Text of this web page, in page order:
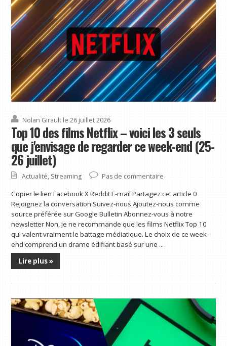
Nolan Girault le 26 juillet 2026
Top 10 des films Netflix – voici les 3 seuls
que j'envisage de regarder ce week-end (25-
26 juillet)
Actualité, Streaming Pas de commentaire
Copier le lien Facebook X Reddit E-mail Partagez cet article 0
Rejoignez la conversation Suivez-nous Ajoutez-nous comme
source préférée sur Google Bulletin Abonnez-vous à notre
newsletter Non, je ne recommande que les films Netflix Top 10
qui valent vraiment le battage médiatique. Le choix de ce week-
end comprend un drame édifiant basé sur une ...
Lire plus »